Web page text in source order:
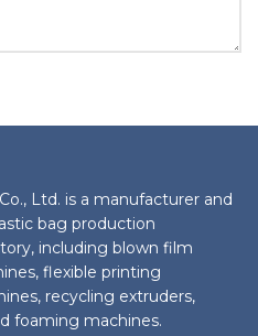
Ltd. is a manufacturer and
bag production
including blown film
flexible printing
recycling extruders,
foaming machines.